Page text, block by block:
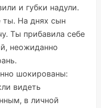
и губки надули.
На днях сын
Ты прибавила себе
неожиданно
шокированы:
видеть
в личной